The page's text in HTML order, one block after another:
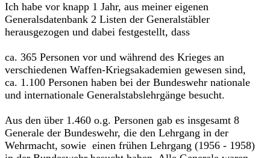
Ich habe vor knapp 1 Jahr, aus meiner eigenen
Generalsdatenbank 2 Listen der Generalstäbler
herausgezogen und dabei festgestellt, dass
ca. 365 Personen vor und während des Krieges an
verschiedenen Waffen-Kriegsakademien gewesen sind,
ca. 1.100 Personen haben bei der Bundeswehr nationale
und internationale Generalstabslehrgänge besucht.
Aus den über 1.460 o.g. Personen gab es insgesamt 8
Generale der Bundeswehr, die den Lehrgang in der
Wehrmacht, sowie einen frühen Lehrgang (1956 - 1958)